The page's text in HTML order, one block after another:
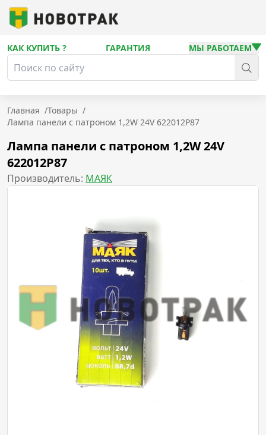
КАК КУПИТЬ ? ГАРАНТИЯ МЫ РАБОТАЕМ
Главная /Товары /
Лампа панели с патроном 1,2W 24V 622012P87
Лампа панели с патроном 1,2W 24V
622012P87
Производитель: МАЯК